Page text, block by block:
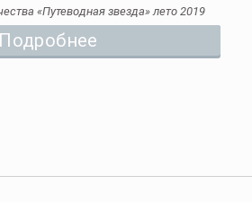
«Путеводная звезда» лето 2019
Подробнее